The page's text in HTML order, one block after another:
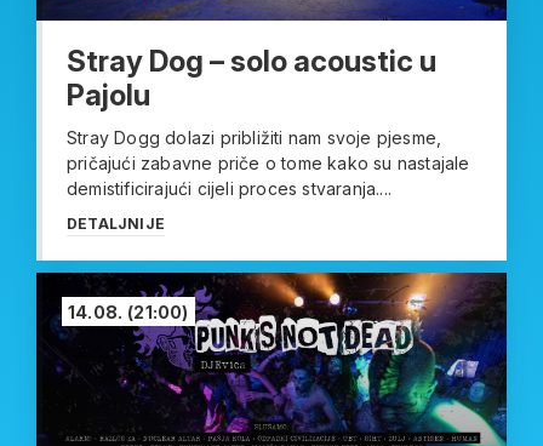
Stray Dog – solo acoustic u
Pajolu
Stray Dogg dolazi približiti nam svoje pjesme,
pričajući zabavne priče o tome kako su nastajale
demistificirajući cijeli proces stvaranja....
DETALJNIJE
14.08. (21:00)